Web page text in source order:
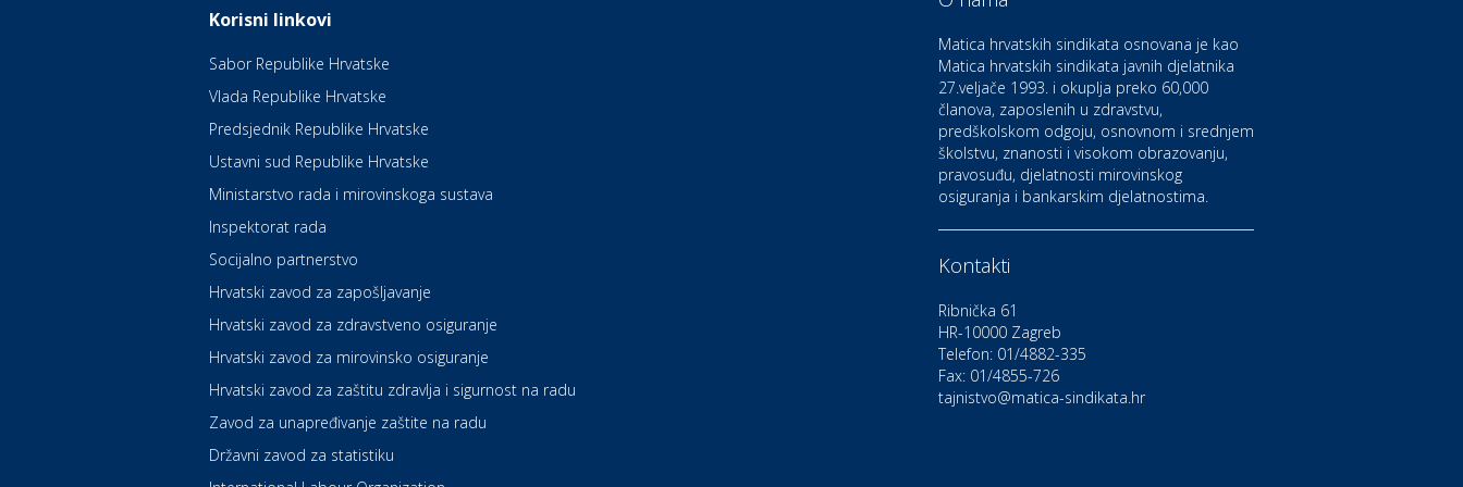
Kultura i edukacija
Kazalište Kerempuh
Kultura i edukacija
Kazalište ZKM
Auto-moto i tehnika
Zdravlje i osiguranje
UNIQA osiguranje
Korisni linkovi
Sabor Republike Hrvatske
Vlada Republike Hrvatske
Predsjednik Republike Hrvatske
Ustavni sud Republike Hrvatske
Ministarstvo rada i mirovinskoga sustava
Inspektorat rada
Socijalno partnerstvo
Hrvatski zavod za zapošljavanje
Hrvatski zavod za zdravstveno osiguranje
Hrvatski zavod za mirovinsko osiguranje
Hrvatski zavod za zaštitu zdravlja i sigurnost na radu
Zavod za unapređivanje zaštite na radu
Državni zavod za statistiku
Matica hrvatskih sindikata osnovana je kao
Matica hrvatskih sindikata javnih djelatnika
27.veljače 1993. i okuplja preko 60,000
članova, zaposlenih u zdravstvu,
predškolskom odgoju, osnovnom i srednjem
školstvu, znanosti i visokom obrazovanju,
pravosuđu, djelatnosti mirovinskog
osiguranja i bankarskim djelatnostima.
Kontakti
Ribnička 61
HR-10000 Zagreb
Telefon: 01/4882-335
Fax: 01/4855-726
tajnistvo@matica-sindikata.hr